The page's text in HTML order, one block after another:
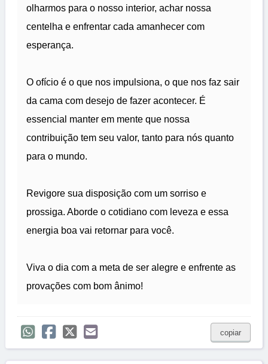
olharmos para o nosso interior, achar nossa
centelha e enfrentar cada amanhecer com
esperança.
O ofício é o que nos impulsiona, o que nos faz sair
da cama com desejo de fazer acontecer. É
essencial manter em mente que nossa
contribuição tem seu valor, tanto para nós quanto
para o mundo.
Revigore sua disposição com um sorriso e
prossiga. Aborde o cotidiano com leveza e essa
energia boa vai retornar para você.
Viva o dia com a meta de ser alegre e enfrente as
provações com bom ânimo!
copiar